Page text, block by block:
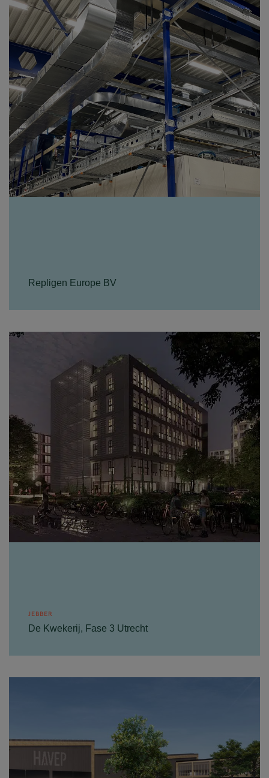
Repligen Europe BV
kolommen. Repligen Coörporation, gevestigd in
JEBBER
De Kwekerij, Fase 3 Utrecht
Kwekerij” in Utrecht. Dit project wordt in 4